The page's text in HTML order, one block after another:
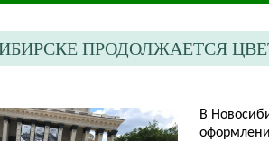
ПРОДОЛЖАЕТСЯ
В